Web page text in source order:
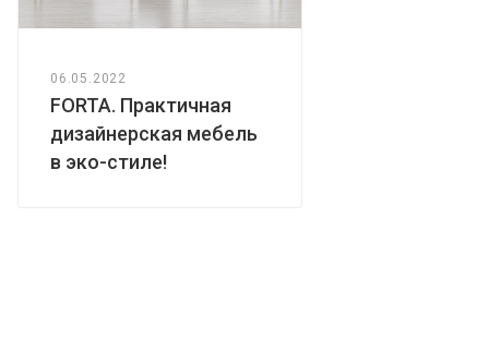
06.05.2022
FORTA. Практичная
дизайнерская мебель
в эко-стиле!